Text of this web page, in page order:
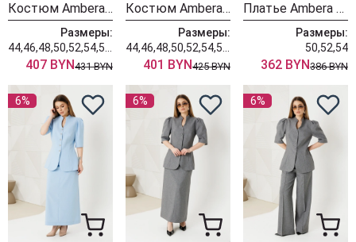
Костюм Ambera style 2152 мята
Размеры:
407 BYN431 BYN
Костюм Ambera style 2149-2 пудра
Размеры:
401 BYN425 BYN
Платье Ambera style 1130-3 цветы
Размеры:
50,52,54
362 BYN386 BYN
6% 6% 6%